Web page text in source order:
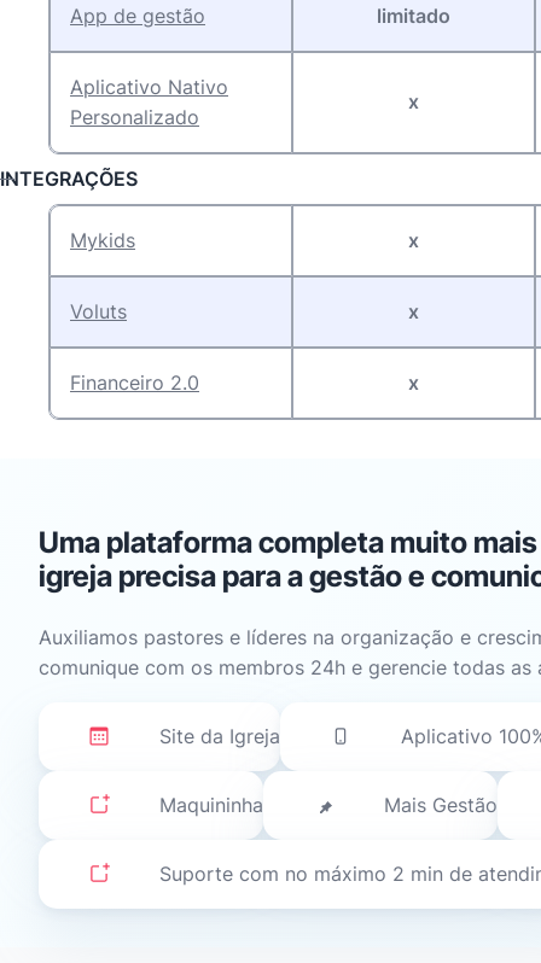
App de gestão limitado
Aplicativo Nativo
Personalizado
x
INTEGRAÇÕES
Mykids x
Voluts x
Financeiro 2.0 x
Uma plataforma completa muito
igreja precisa para a gestão e
Auxiliamos pastores e líderes na organização e
comunique com os membros 24h e gerencie todas as
Site da Igreja Aplicativo
Maquininha Mais Gestão
Suporte com no máximo 2 min de